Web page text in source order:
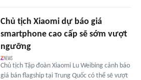
Chủ tịch Xiaomi dự báo giá
smartphone cao cấp sẽ sớm vượt
ngưỡng
Chủ tịch Tập đoàn Xiaomi Lu Weibing cảnh báo
giá bán flagship tại Trung Quốc có thể sẽ vượt